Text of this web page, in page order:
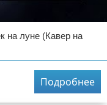
на луне (Кавер на
Подробнее